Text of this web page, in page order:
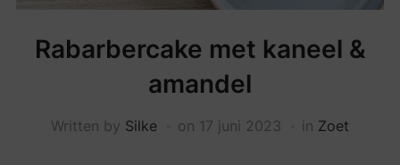
Rabarbercake met kaneel &
amandel
Written by Silke on 17 juni 2023 in Zoet